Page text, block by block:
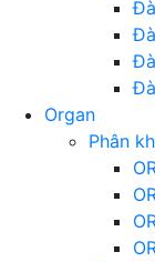
Organ
Phân